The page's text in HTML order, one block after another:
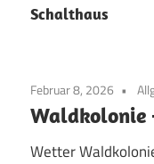
Schalthaus
Februar 8, 2026
Waldkolonie
Wetter